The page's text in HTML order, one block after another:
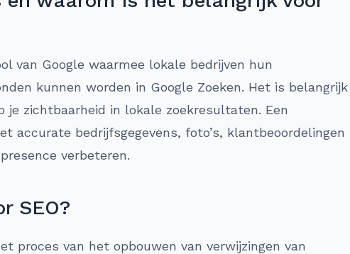
van Google waarmee lokale bedrijven hun
kunnen worden in Google Zoeken. Het is belangrijk
zichtbaarheid in lokale zoekresultaten. Een
accurate bedrijfsgegevens, foto’s, klantbeoordelingen
verbeteren.
SEO?
proces van het opbouwen van verwijzingen van